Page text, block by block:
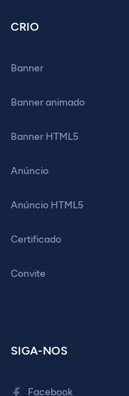
CRIO
Banner
Banner animado
Banner HTML5
Anúncio
Anúncio HTML5
Certificado
Convite
SIGA-NOS
Facebook